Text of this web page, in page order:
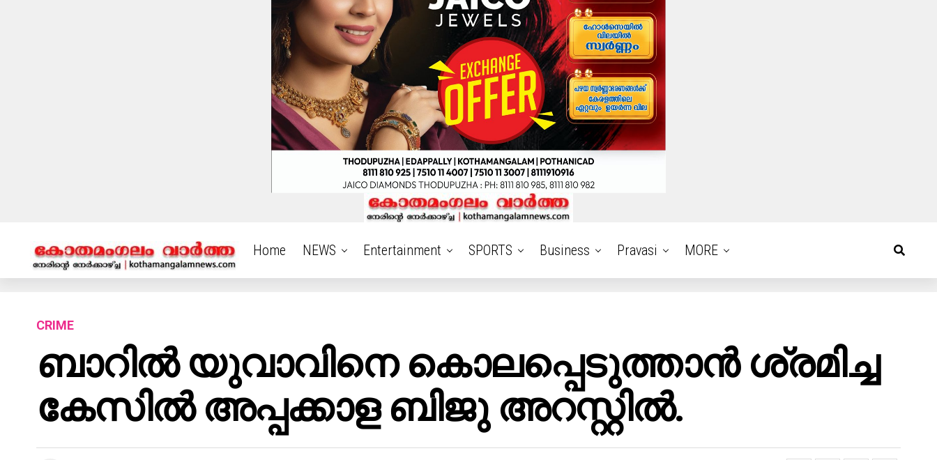
Home NEWS Entertainment SPORTS Business Pravasi MORE
CRIME
ബാറിൽ യുവാവിനെ കൊലപ്പെടുത്താൻ ശ്രമിച്ച
കേസിൽ അപ്പക്കാള ബിജു അറസ്റ്റിൽ.